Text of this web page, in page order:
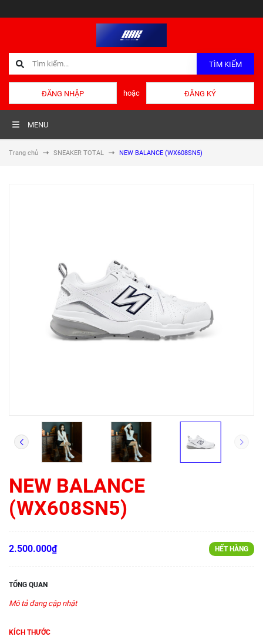
TÌM KIẾM
ĐĂNG NHẬP hoặc ĐĂNG KÝ
MENU
Trang chủ SNEAKER TOTAL NEW BALANCE (WX608SN5)
NEW BALANCE
(WX608SN5)
2.500.000₫ HẾT HÀNG
TỔNG QUAN
Mô tả đang cập nhật
KÍCH THƯỚC